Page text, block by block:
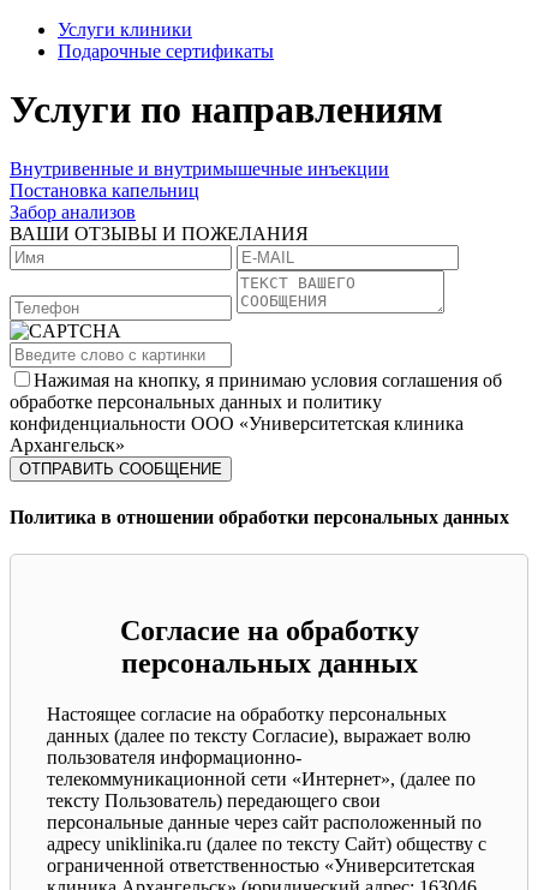
Услуги клиники
Подарочные сертификаты
Услуги по направлениям
Внутривенные и внутримышечные инъекции
Постановка капельниц
Забор анализов
ВАШИ ОТЗЫВЫ И ПОЖЕЛАНИЯ
Нажимая на кнопку, я принимаю условия соглашения об
обработке персональных данных и политику
конфиденциальности ООО «Университетская клиника
Архангельск»
Политика в отношении обработки персональных данных
Согласие на обработку
персональных данных
Настоящее согласие на обработку персональных
данных (далее по тексту Согласие), выражает волю
пользователя информационно-
телекоммуникационной сети «Интернет», (далее по
тексту Пользователь) передающего свои
персональные данные через сайт расположенный по
адресу uniklinika.ru (далее по тексту Сайт) обществу с
ограниченной ответственностью «Университетская